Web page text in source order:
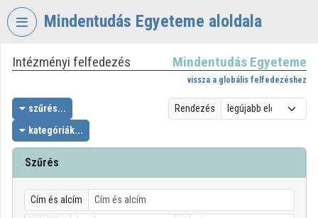
Fejléc kihagyása
Mindentudás Egyeteme aloldala
VIDEOTORIUM
MINDENTUDÁS
EGYETEME
Intézményi kezdőlap
Bejelentkezés
Intézményi felfedezés
Intézményi felfedezés Mindentudás Egyeteme
vissza a globális felfedezéshez
szűrés...
kategóriák...
Rendezés
Szűrés
Cím és alcím